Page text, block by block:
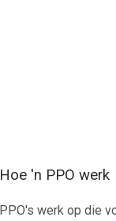
Hoe 'n PPO werk
PPO's werk op die